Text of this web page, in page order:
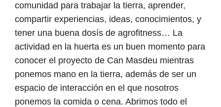
comunidad para trabajar la tierra, aprender,
compartir experiencias, ideas, conocimientos, y
tener una buena dosís de agrofitness… La
actividad en la huerta es un buen momento para
conocer el proyecto de Can Masdeu mientras
ponemos mano en la tierra, además de ser un
espacio de interacción en el que nosotros
ponemos la comida o cena. Abrimos todo el